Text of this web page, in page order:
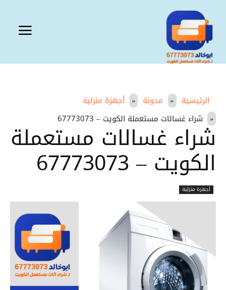
الرئيسية مدونة
أجهزة منزلية
شراء غسالات مستعملة الكويت – 67773073
شراء غسالات مستعملة
الكويت – 67773073
أجهزة منزلية